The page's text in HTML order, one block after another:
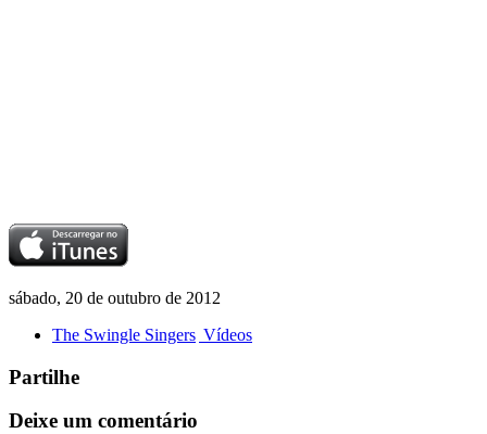
sábado, 20 de outubro de 2012
The Swingle Singers Vídeos
Partilhe
Deixe um comentário